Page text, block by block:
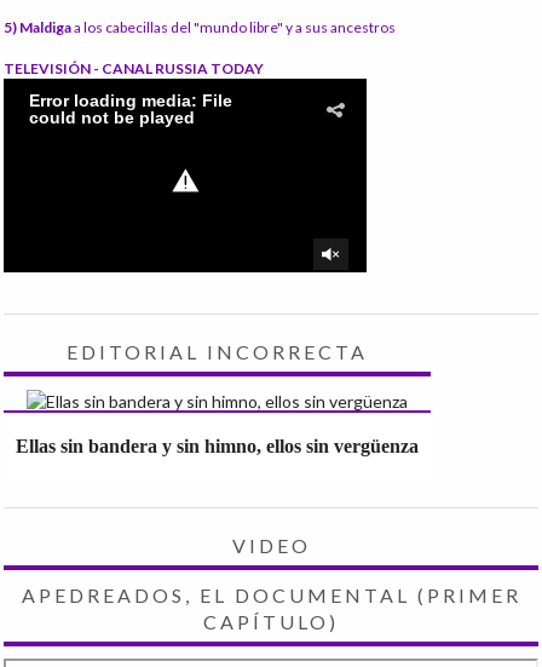
5) Maldigaa los cabecillas del "mundo libre" y a sus ancestros
TELEVISIÓN - CANAL RUSSIA TODAY
EDITORIAL INCORRECTA
Ellas sin bandera y sin himno, ellos sin vergüenza
VIDEO
APEDREADOS, EL DOCUMENTAL (PRIMER
CAPÍTULO)